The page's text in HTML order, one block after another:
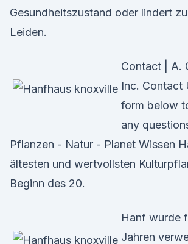
Gesundheitszustand oder lindert
Leiden.
Contact | A.
Inc. Contact
form below
any
Pflanzen - Natur - Planet Wissen
ältesten und wertvollsten
Beginn des 20.
Hanf wurde
Jahren